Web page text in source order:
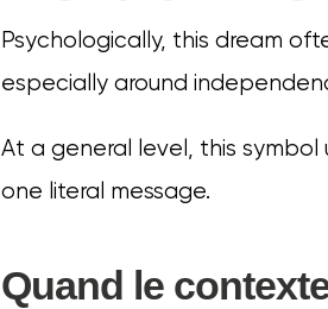
Psychologically, this dream
especially around
At a general level, this
one literal message.
Quand le